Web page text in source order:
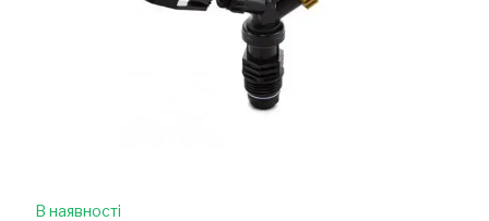
В наявності